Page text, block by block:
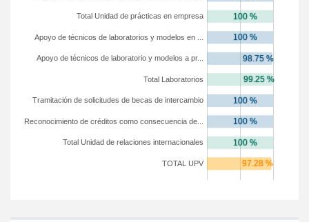
TOTAL UPV
Total Unidad de relaciones internacionales
Reconocimiento de créditos como consecuencia de...
Tramitación de solicitudes de becas de intercambio
Total Laboratorios
Apoyo de técnicos de laboratorio y modelos a pr...
Apoyo de técnicos de laboratorios y modelos en ...
Total Unidad de prácticas en empresa